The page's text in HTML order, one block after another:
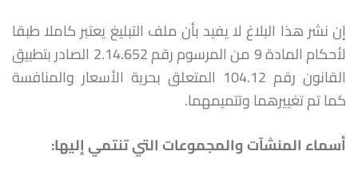
إن نشر هذا البلاغ لا يفيد بأن ملف التبليغ يعتبر كاملا طبقا
لأحكام المادة 9 من المرسوم رقم 2.14.652 الصادر بتطبيق
القانون رقم 104.12 المتعلق بحرية الأسعار والمنافسة
كما تم تغييرهما وتتميمهما.
أسماء المنشآت والمجموعات التي تنتمي إليها: